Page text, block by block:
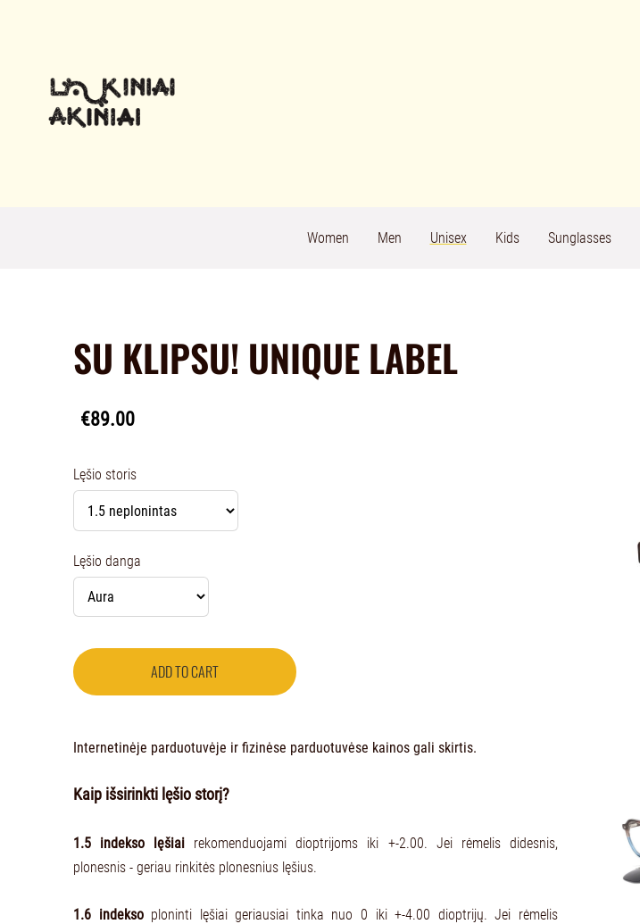
Women Men Unisex Kids Sunglasses
SU KLIPSU! UNIQUE LABEL
€89.00
Lęšio storis
Lęšio danga
ADD TO CART
Internetinėje parduotuvėje ir fizinėse parduotuvėse kainos gali skirtis.
Kaip išsirinkti lęšio storį?
1.5 indekso lęšiai rekomenduojami dioptrijoms iki +-2.00. Jei rėmelis didesnis,
plonesnis - geriau rinkitės plonesnius lęšius.
1.6 indeksoploninti lęšiai geriausiai tinka nuo 0 iki +-4.00 dioptrijų. Jei rėmelis